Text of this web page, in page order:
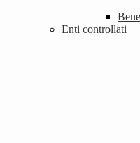
Enti controllati